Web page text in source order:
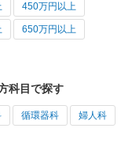
450万円以上
650万円以上
科目で探す
循環器科 婦人科